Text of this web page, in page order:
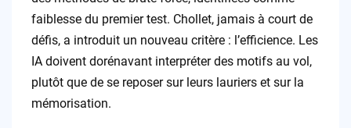
faiblesse du premier test. Chollet, jamais à court de
défis, a introduit un nouveau critère : l’efficience. Les
IA doivent dorénavant interpréter des motifs au vol,
plutôt que de se reposer sur leurs lauriers et sur la
mémorisation.